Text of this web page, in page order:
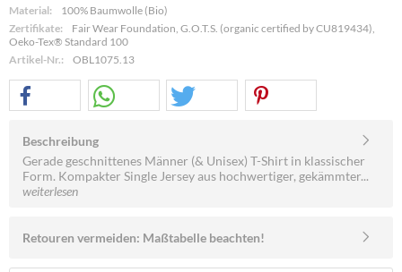
Material:
100% Baumwolle (Bio)
Zertifikate:
Fair Wear Foundation, G.O.T.S. (organic certified by CU819434),
Oeko-Tex® Standard 100
Artikel-Nr.:
OBL1075.13
Beschreibung
Gerade geschnittenes Männer (& Unisex) T-Shirt in klassischer
Form. Kompakter Single Jersey aus hochwertiger, gekämmter...
weiterlesen
Retouren vermeiden: Maßtabelle beachten!